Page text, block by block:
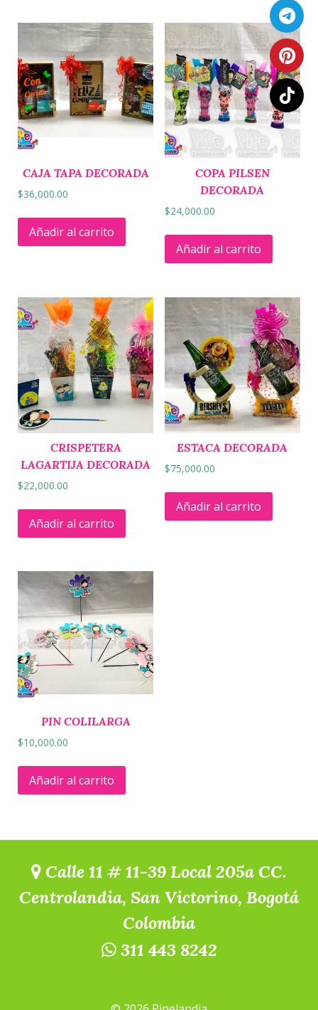
CAJA TAPA DECORADA
$36,000.00
Añadir al carrito
COPA PILSEN
DECORADA
$24,000.00
Añadir al carrito
CRISPETERA
LAGARTIJA DECORADA
$22,000.00
Añadir al carrito
ESTACA DECORADA
$75,000.00
Añadir al carrito
PIN COLILARGA
$10,000.00
Añadir al carrito
Calle 11 # 11-39 Local 205a CC.
Centrolandia, San Victorino, Bogotá
Colombia
311 443 8242